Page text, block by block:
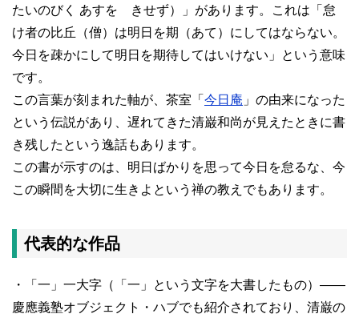
たいのびく あすを きせず）」があります。これは「怠
け者の比丘（僧）は明日を期（あて）にしてはならない。
今日を疎かにして明日を期待してはいけない」という意味
です。
この言葉が刻まれた軸が、茶室「 今日庵 」の由来になった
という伝説があり、遅れてきた清巌和尚が見えたときに書
き残したという逸話もあります。
この書が示すのは、明日ばかりを思って今日を怠るな、今
この瞬間を大切に生きよという禅の教えでもあります。
代表的な作品
・「一」一大字（「一」という文字を大書したもの）――
慶應義塾オブジェクト・ハブでも紹介されており、清巌の